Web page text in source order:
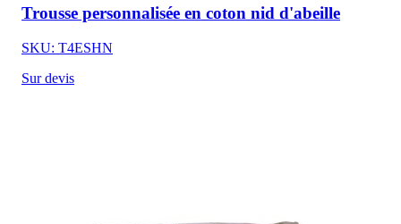
Trousse personnalisée en coton nid d'abeille
SKU: T4ESHN
Sur devis